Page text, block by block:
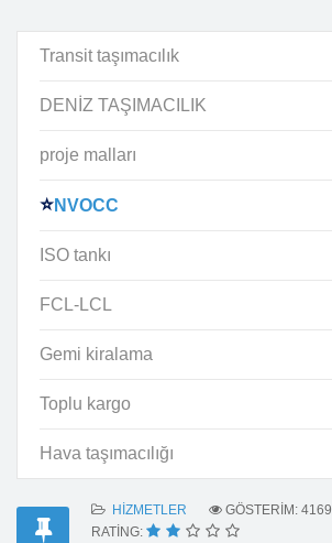
Transit taşımacılık
DENİZ TAŞIMACILIK
proje malları
NVOCC
ISO tankı
FCL-LCL
Gemi kiralama
Toplu kargo
Hava taşımacılığı
HIZMETLER
GÖSTERIM: 4169
RATING: